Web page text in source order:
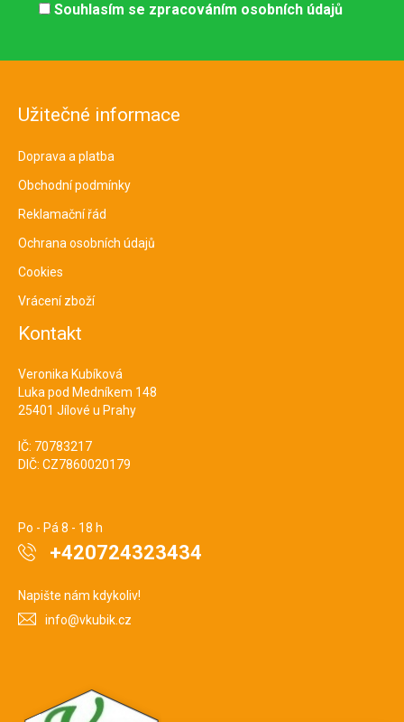
Souhlasím se zpracováním osobních údajů
Užitečné informace
Doprava a platba
Obchodní podmínky
Reklamační řád
Ochrana osobních údajů
Cookies
Vrácení zboží
Kontakt
Veronika Kubíková
Luka pod Medníkem 148
25401 Jílové u Prahy
IČ: 70783217
DIČ: CZ7860020179
Po - Pá 8 - 18 h
+420724323434
Napište nám kdykoliv!
info@vkubik.cz